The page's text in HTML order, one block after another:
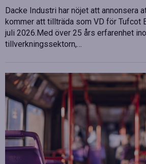
Dacke Industri har nöjet att annonsera
kommer att tillträda som VD för Tufcot
juli 2026.Med över 25 års erfarenhet
tillverkningssektorn,…